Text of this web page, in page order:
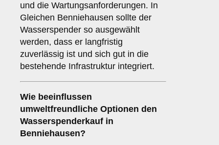
und die Wartungsanforderungen. In
Gleichen Benniehausen sollte der
Wasserspender so ausgewählt
werden, dass er langfristig
zuverlässig ist und sich gut in die
bestehende Infrastruktur integriert.
Wie beeinflussen
umweltfreundliche Optionen den
Wasserspenderkauf in
Benniehausen?